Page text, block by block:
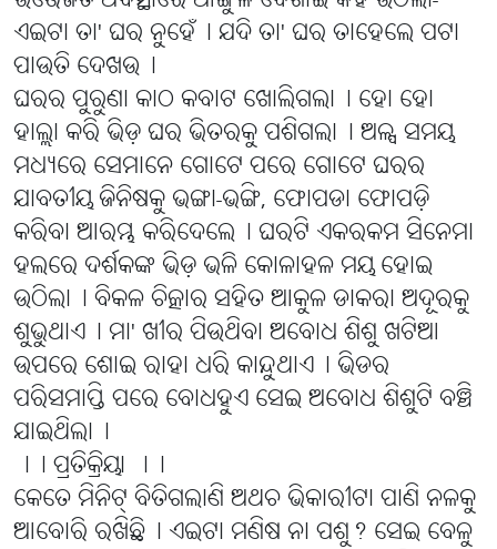
ଏଇଟା ତା' ଘର ନୁହେଁ୤ ଯଦି ତା' ଘର ତାହେଲେ ପଟା
ପାଉତି ଦେଖଉ୤
ଘରର ପୁରୁଣା କାଠ କବାଟ ଖୋଲିଗଲା୤ ହୋ ହୋ
ହାଲ୍ଲା କରି ଭିଡ଼ ଘର ଭିତରକୁ ପଶିଗଲା୤ ଅଳ୍ପ ସମୟ
ମଧ୍ୟରେ ସେମାନେ ଗୋଟେ ପରେ ଗୋଟେ ଘରର
ଯାବତୀୟ ଜିନିଷକୁ ଭଙ୍ଗା-ଭଙ୍ଗି, ଫୋପଡା ଫୋପଡ଼ି
କରିବା ଆରମ୍ଭ କରିଦେଲେ୤ ଘରଟି ଏକରକମ ସିନେମା
ହଲରେ ଦର୍ଶକଙ୍କ ଭିଡ଼ ଭଳି କୋଳାହଳ ମୟ ହୋଇ
ଉଠିଲା୤ ବିକଳ ଚିତ୍କାର ସହିତ ଆକୁଳ ଡାକରା ଅଦୂରକୁ
ଶୁଭୁଥାଏ୤ ମା' ଖୀର ପିଉଥିବା ଅବୋଧ ଶିଶୁ ଖଟିଆ
ଉପରେ ଶୋଇ ରାହା ଧରି କାନ୍ଦୁଥାଏ୤ ଭିଡର
ପରିସମାପ୍ତି ପରେ ବୋଧହୁଏ ସେଇ ଅବୋଧ ଶିଶୁଟି ବଞ୍ଚି
ଯାଇଥିଲା୤
।। ପ୍ରତିକ୍ରିୟା ।।
କେତେ ମିନିଟ୍ ବିତିଗଲାଣି ଅଥଚ ଭିକାରୀଟା ପାଣି ନଳକୁ
ଆବୋରି ରଖିଛି୤ ଏଇଟା ମଣିଷ ନା ପଶୁ? ସେଇ ବେଳୁ